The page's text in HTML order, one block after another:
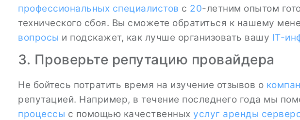
профессиональных специалистов с 20-летним опытом
технического сбоя. Вы сможете обратиться к нашему
вопросы и подскажет, как лучше организовать вашу IT-
3. Проверьте репутацию провайдера
Не бойтесь потратить время на изучение отзывов о
репутацией. Например, в течение последнего года мы
процессы с помощью качественных услуг аренды